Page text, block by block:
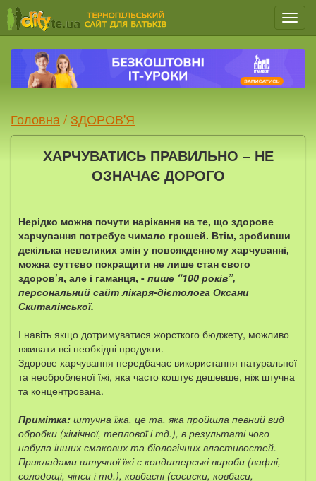
Меню
Головна / ЗДОРОВ'Я
ХАРЧУВАТИСЬ ПРАВИЛЬНО – НЕ
ОЗНАЧАЄ ДОРОГО
Нерідко можна почути нарікання на те, що здорове
харчування потребує чимало грошей. Втім, зробивши
декілька невеликих змін у повсякденному харчуванні,
можна суттєво покращити не лише стан свого
здоров’я, але і гаманця, - пише “100 років”,
персональний сайт лікаря-дієтолога Оксани
Скиталінської.
І навіть якщо дотримуватися жорсткого бюджету, можливо
вживати всі необхідні продукти.
Здорове харчування передбачає використання натуральної
та необробленої їжі, яка часто коштує дешевше, ніж штучна
та концентрована.
Примітка: штучна їжа, це та, яка пройшла певний вид
обробки (хімічної, теплової і тд.), в результаті чого
набула інших смакових та біологічних властивостей.
Прикладами штучної їжі є кондитерські вироби (вафлі,
солодощі, чіпси і тд.), ковбасні (сосиски, ковбаси,